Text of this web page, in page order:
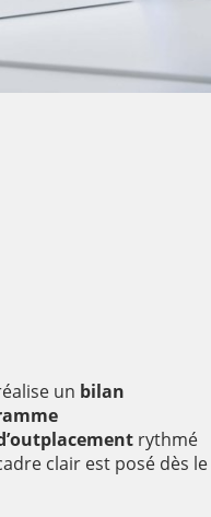
un bilan
rythmé
clair est posé dès le